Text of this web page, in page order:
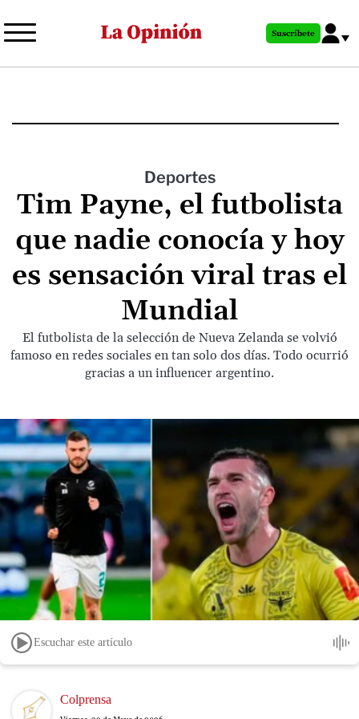
al
principal
Suscríbete
Deportes
Tim Payne, el futbolista
que nadie conocía y hoy
es sensación viral tras el
Mundial
El futbolista de la selección de Nueva Zelanda se volvió
famoso en redes sociales en tan solo dos días. Todo ocurrió
gracias a un influencer argentino.
Escuchar este artículo
Image Colprensa